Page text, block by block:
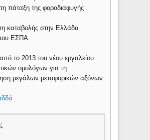
πάταξη της φοροδιαφυγής
καταβολής στην Ελλάδα
ΕΣΠΑ
το 2013 του νέου εργαλείου
ομολόγων για τη
μεγάλων μεταφορικών αξόνων.